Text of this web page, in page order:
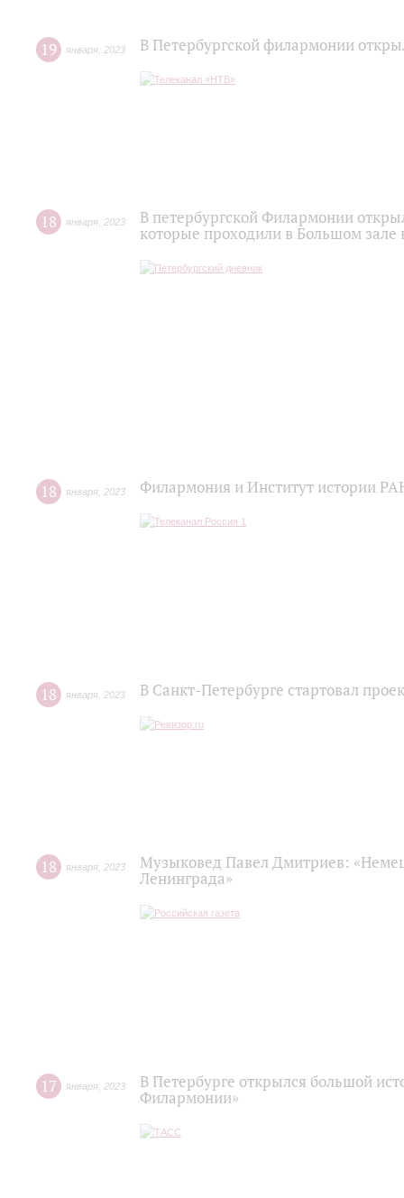
19 января 2023 В Петербургской филармонии
18 января 2023
В петербургской Филармонии
которые проходили в Большом зале
18 января 2023 Филармония и Институт истории
18 января 2023 В Санкт-Петербурге стартовал
18 января 2023
Музыковед Павел Дмитриев:
Ленинграда»
17 января 2023
В Петербурге открылся большой
Филармонии»